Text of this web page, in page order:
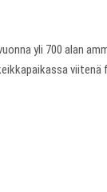
yli 700 alan